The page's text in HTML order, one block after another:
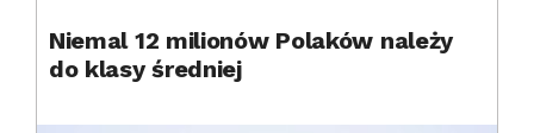
Niemal 12 milionów Polaków należy
do klasy średniej